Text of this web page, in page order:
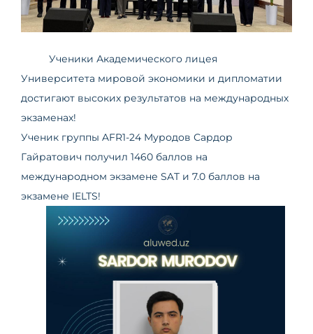
Ученики Академического лицея
Университета мировой экономики и дипломатии
достигают высоких результатов на международных
экзаменах!
Ученик группы AFR1-24 Муродов Сардор
Гайратович получил 1460 баллов на
международном экзамене SAT и 7.0 баллов на
экзамене IELTS!